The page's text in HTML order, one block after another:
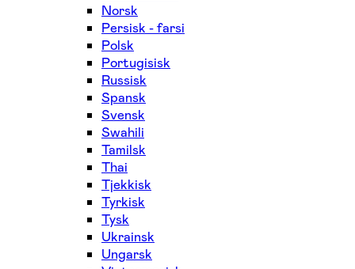
Norsk
Persisk - farsi
Polsk
Portugisisk
Russisk
Spansk
Svensk
Swahili
Tamilsk
Thai
Tjekkisk
Tyrkisk
Tysk
Ukrainsk
Ungarsk